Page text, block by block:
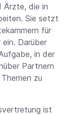
Ärzte, die in
Sie setzt
für
Darüber
in der
Partnern
zu
ist